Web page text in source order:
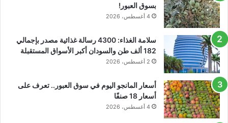
بسوق العبور!
4 أغسطس، 2026
سلامة الغذاء: 4300 رسالة غذائية مصدر بإجمالي
182 ألف طن والسودان أكبر الأسواق المستقبلة
2 أغسطس، 2026
أسعار المانجو اليوم في سوق العبور.. تعرف على
أسعار 18 صنفًا
4 أغسطس، 2026